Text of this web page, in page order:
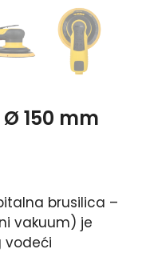
Ø 150 mm
brusilica –
vakuum) je
vodeći